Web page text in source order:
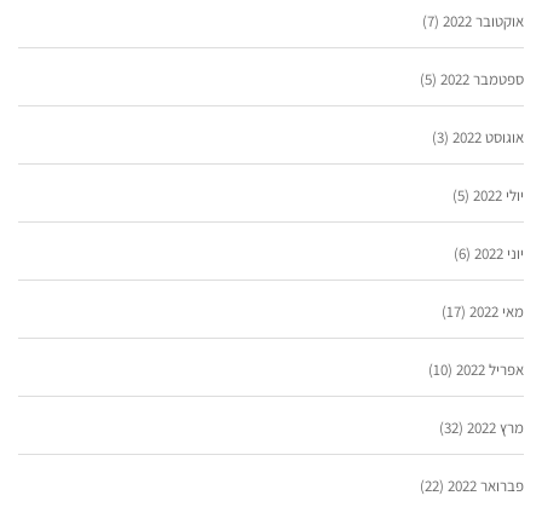
אוקטובר 2022 (7)
ספטמבר 2022 (5)
אוגוסט 2022 (3)
יולי 2022 (5)
יוני 2022 (6)
מאי 2022 (17)
אפריל 2022 (10)
מרץ 2022 (32)
פברואר 2022 (22)